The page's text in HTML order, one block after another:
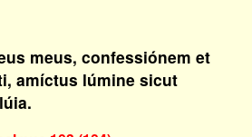
meus, confessiónem et
amíctus lúmine sicut
.